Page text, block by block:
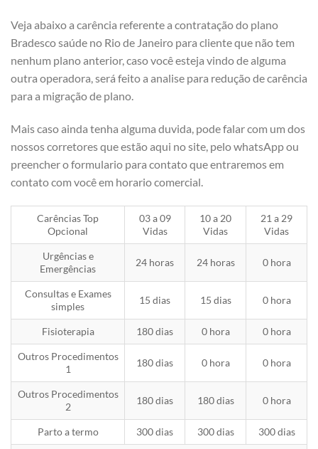
Veja abaixo a carência referente a contratação do plano
Bradesco saúde no Rio de Janeiro para cliente que não tem
nenhum plano anterior, caso você esteja vindo de alguma
outra operadora, será feito a analise para redução de carência
para a migração de plano.
Mais caso ainda tenha alguma duvida, pode falar com um dos
nossos corretores que estão aqui no site, pelo whatsApp ou
preencher o formulario para contato que entraremos em
contato com você em horario comercial.
Carências Top
Opcional
03 a 09
Vidas
10 a 20
Vidas
21 a 29
Vidas
Urgências e
Emergências
24 horas 24 horas 0 hora
Consultas e Exames
simples
15 dias 15 dias 0 hora
Fisioterapia 180 dias 0 hora 0 hora
Outros Procedimentos
1
180 dias 0 hora 0 hora
Outros Procedimentos
2
180 dias 180 dias 0 hora
Parto a termo 300 dias 300 dias 300 dias